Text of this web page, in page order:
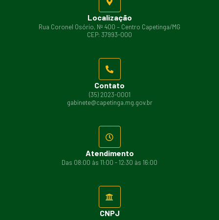
Localização
Rua Coronel Osório, Nº 400 – Centro Capetinga/MG
CEP: 37993-000
Contato
(35) 2023-0001
gabinete@capetinga.mg.gov.br
Atendimento
Das 08:00 às 11:00 - 12:30 às 16:00
CNPJ